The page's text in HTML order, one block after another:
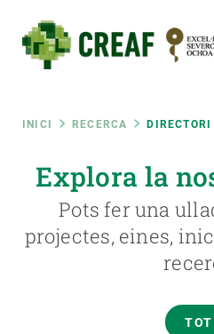
contingut
Fil
d'ariadna
INICI RECERCA
Explora la
Pots fer una
projectes, eines,
TOT
RRSS
Featured
INTRANET